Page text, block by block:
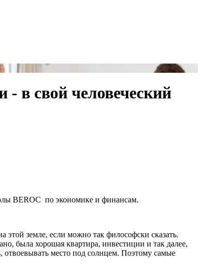
в свой человеческий
BEROC по экономике и финансам.
земле, если можно так философски сказать.
была хорошая квартира, инвестиции и так далее,
отвоевывать место под солнцем. Поэтому самые